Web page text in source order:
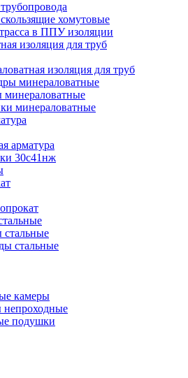
хомутовые
в ППУ изоляции
изоляция для труб
изоляция для труб
минераловатные
минераловатные
минераловатные
арматура
30с41нж
стальные
камеры
непроходные
подушки